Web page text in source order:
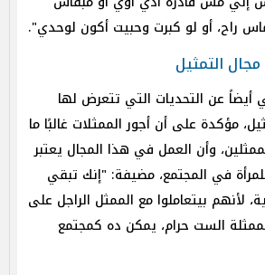
راح، أو لو كبرت وحبيت أكون لوحدي".
التمثيل
عن التحديات التي تتعرض لها
مؤكدة على أن أجور الممثلات غالبًا ما
وأن العمل في هذا المجال يعتبر
في المجتمع، مضيفة: "إنك تبقي
بيتعاملوا مع الممثل الراجل على
الست حرام، يمكن ده كمجتمع